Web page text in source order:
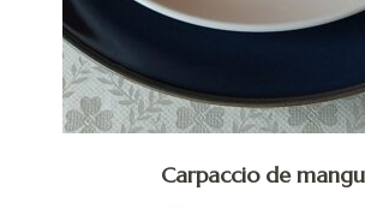
Carpaccio de